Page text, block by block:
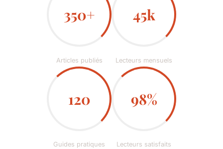
350+
Articles publiés
45k
Lecteurs mensuels
120
Guides pratiques
98%
Lecteurs satisfaits